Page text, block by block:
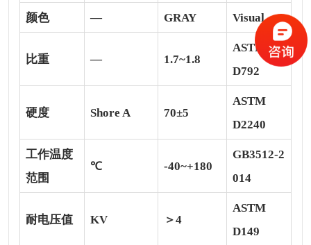
颜色 — GRAY Visual
比重 — 1.7~1.8
ASTM
D792
硬度 Shore A 70±5
ASTM
D2240
工作温度
范围
℃ -40~+180
GB3512-2
014
耐电压值 KV ＞4
ASTM
D149